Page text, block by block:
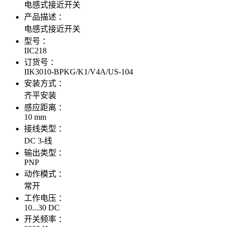
电感式接近开关
产品描述 ：
电感式接近开关
型号 ：
IIC218
订货号 ：
IIK3010-BPKG/K1/V4A/US-104
安装方式 ：
齐平安装
感应距离 ：
10 mm
接线类型 ：
DC 3-线
输出类型 ：
PNP
动作模式 ：
常开
工作电压 ：
10...30 DC
开关频率 ：